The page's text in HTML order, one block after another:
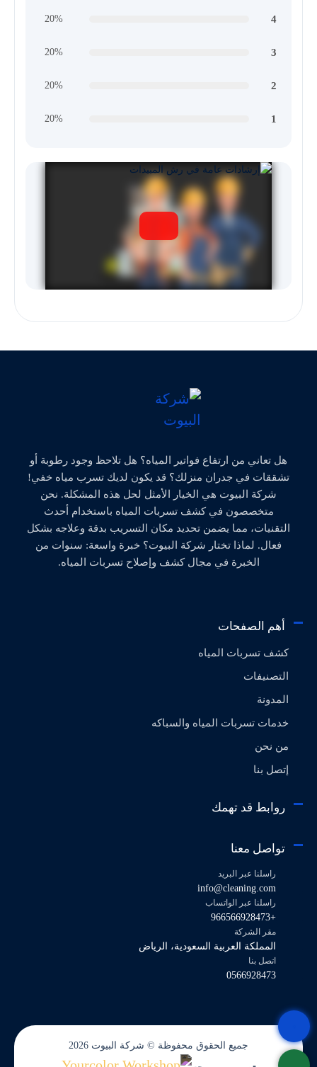
4
20%
3
20%
2
20%
1
20%
هل تعاني من ارتفاع فواتير المياه؟ هل تلاحظ وجود رطوبة أو
تشققات في جدران منزلك؟ قد يكون لديك تسرب مياه خفي!
شركة البيوت هي الخيار الأمثل لحل هذه المشكلة. نحن
متخصصون في كشف تسربات المياه باستخدام أحدث
التقنيات، مما يضمن تحديد مكان التسريب بدقة وعلاجه بشكل
فعال. لماذا تختار شركة البيوت؟ خبرة واسعة: سنوات من
الخبرة في مجال كشف وإصلاح تسربات المياه.
أهم الصفحات
كشف تسربات المياه
التصنيفات
المدونة
خدمات تسربات المياه والسباكه
من نحن
إتصل بنا
روابط قد تهمك
تواصل معنا
راسلنا عبر البريد
info@cleaning.com
راسلنا عبر الواتساب
+966566928473
مقر الشركة
المملكة العربية السعودية، الرياض
اتصل بنا
0566928473
جميع الحقوق محفوظة © شركة البيوت 2026